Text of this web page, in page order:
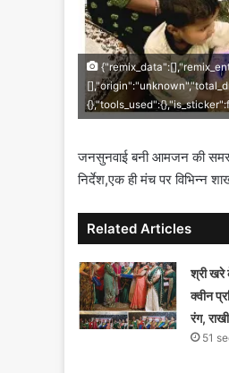
जनसुनवाई बनी आमजन की
निर्देश,एक ही मंच पर विभिन्न
Related Articles
श्री खरे
क्वीन
रंग,
51